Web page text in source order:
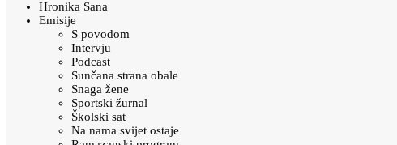
Hronika Sana
Emisije
S povodom
Intervju
Podcast
Sunčana strana obale
Snaga žene
Sportski žurnal
Školski sat
Na nama svijet ostaje